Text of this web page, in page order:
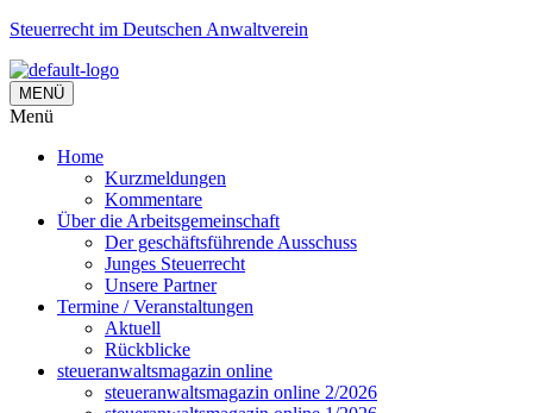
Steuerrecht im Deutschen Anwaltverein
MENÜ
Menü
Home
Kurzmeldungen
Kommentare
Über die Arbeitsgemeinschaft
Der geschäftsführende Ausschuss
Junges Steuerrecht
Unsere Partner
Termine / Veranstaltungen
Aktuell
Rückblicke
steueranwaltsmagazin online
steueranwaltsmagazin online 2/2026